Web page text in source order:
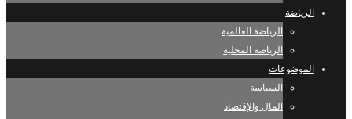
الرياضة
الرياضة العالمية
الرياضة المحلية
الموضوعات
السياسة
المال والإقتصاد